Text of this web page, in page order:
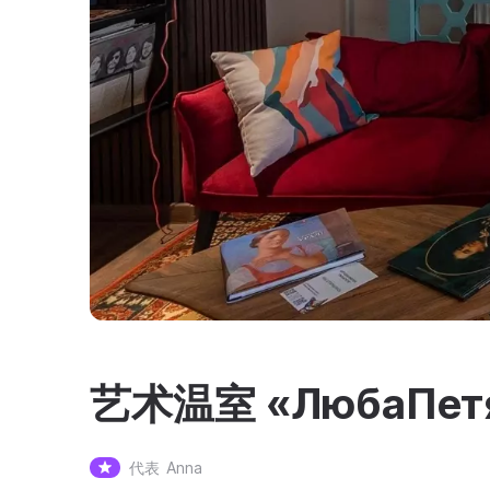
艺术温室
代表 Anna